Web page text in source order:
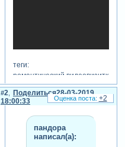
теги:
романтический,видеовизитка
Поделиться
2
28-03-2019
18:00:33
пандора
написал(а):
+2